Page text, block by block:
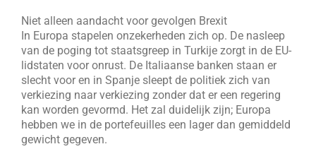
Niet alleen aandacht voor gevolgen Brexit
In Europa stapelen onzekerheden zich op. De nasleep
van de poging tot staatsgreep in Turkije zorgt in de EU-
lidstaten voor onrust. De Italiaanse banken staan er
slecht voor en in Spanje sleept de politiek zich van
verkiezing naar verkiezing zonder dat er een regering
kan worden gevormd. Het zal duidelijk zijn; Europa
hebben we in de portefeuilles een lager dan gemiddeld
gewicht gegeven.